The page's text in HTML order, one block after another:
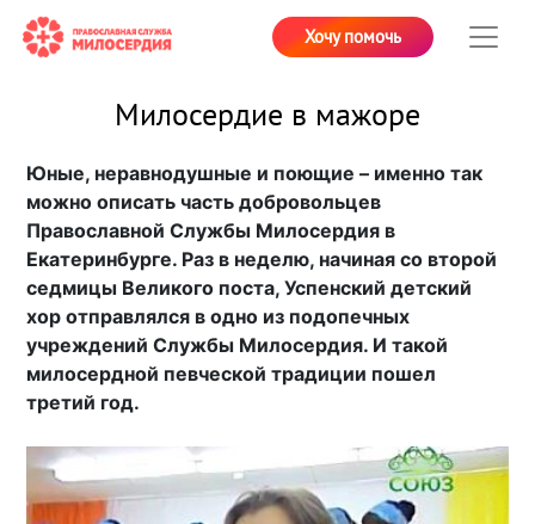
Хочу помочь
Милосердие в мажоре
Юные, неравнодушные и поющие – именно так
можно описать часть добровольцев
Православной Службы Милосердия в
Екатеринбурге. Раз в неделю, начиная со второй
седмицы Великого поста, Успенский детский
хор отправлялся в одно из подопечных
учреждений Службы Милосердия. И такой
милосердной певческой традиции пошел
третий год.